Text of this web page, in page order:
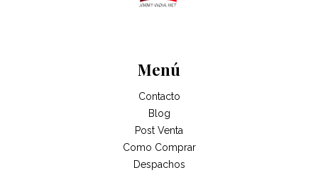
Menú
Contacto
Blog
Post Venta
Como Comprar
Despachos